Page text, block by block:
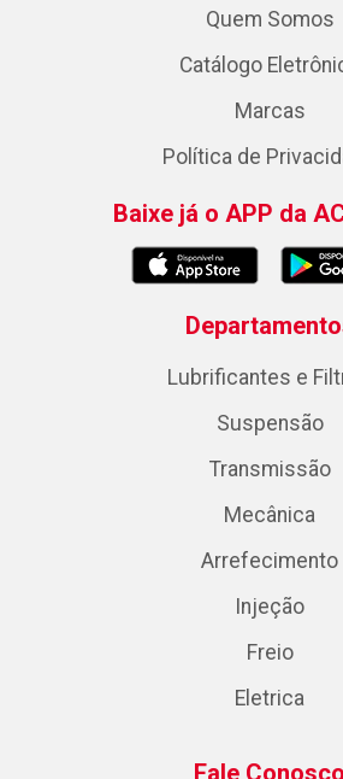
Quem Somos
Catálogo
Marcas
Política de
Baixe já o APP da
Lubrificantes e
Suspensão
Transmissão
Mecânica
Arrefecimento
Injeção
Freio
Eletrica